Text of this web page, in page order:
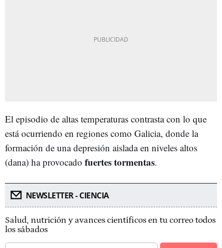
El episodio de altas temperaturas contrasta con lo que
está ocurriendo en regiones como Galicia, donde la
formación de una depresión aislada en niveles altos
(dana) ha provocado fuertes tormentas.
NEWSLETTER - CIENCIA
Salud, nutrición y avances científicos en tu correo todos
los sábados